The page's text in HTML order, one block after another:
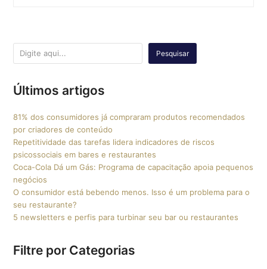
Pesquisar
Últimos artigos
81% dos consumidores já compraram produtos recomendados
por criadores de conteúdo
Repetitividade das tarefas lidera indicadores de riscos
psicossociais em bares e restaurantes
Coca-Cola Dá um Gás: Programa de capacitação apoia pequenos
negócios
O consumidor está bebendo menos. Isso é um problema para o
seu restaurante?
5 newsletters e perfis para turbinar seu bar ou restaurantes
Filtre por Categorias